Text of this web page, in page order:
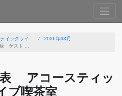
ィックライ ...
2026年03月
ゲスト ...
表 アコースティッ
ブ喫茶室